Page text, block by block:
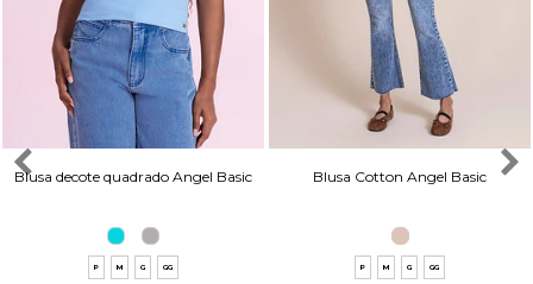
Blusa decote quadrado Angel Basic
P M G GG
Blusa Cotton Angel Basic
P M G GG